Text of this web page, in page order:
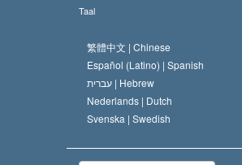
Taal
繁體中文 | Chinese
Español (Latino) | Spanish
עברית | Hebrew
Nederlands | Dutch
Svenska | Swedish